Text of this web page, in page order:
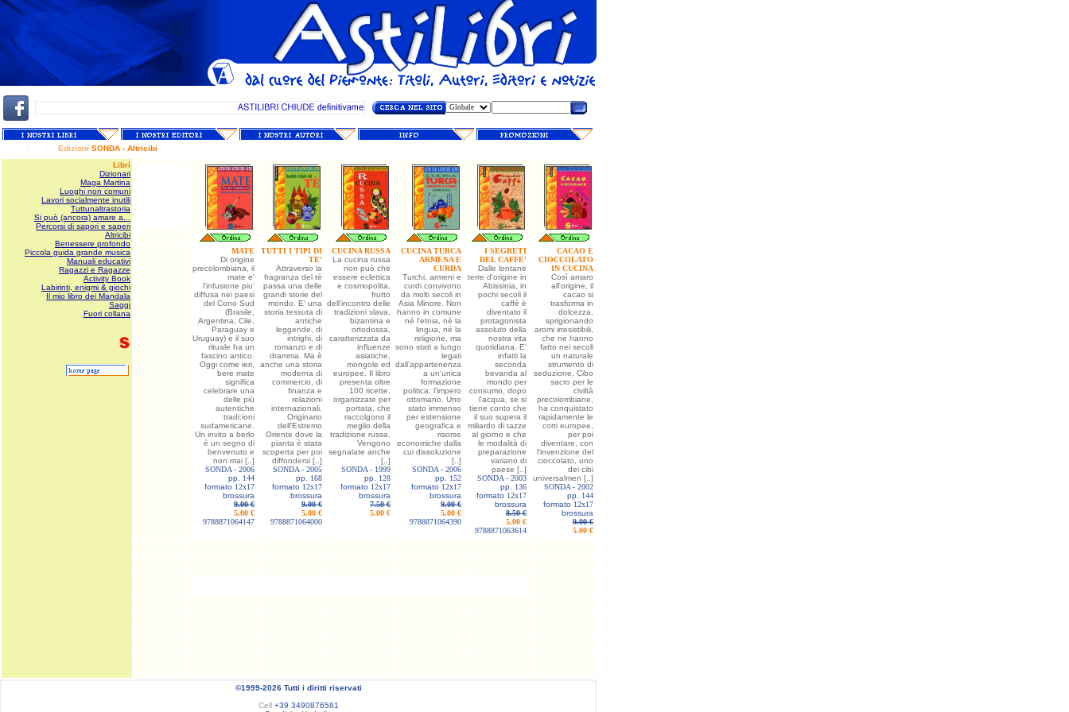
Edizioni SONDA - Altricibi
Libri
Dizionari
Maga Martina
Luoghi non comuni
Lavori socialmente inutili
Tuttunaltrastoria
Si può (ancora) amare a...
Percorsi di sapori e saperi
Altricibi
Benessere profondo
Piccola guida grande musica
Manuali educativi
Ragazzi e Ragazze
Activity Book
Labirinti, enigmi & giochi
Il mio libro dei Mandala
Saggi
Fuori collana
MATE
Di origine
precolombiana, il
mate e'
l'infusione piu'
diffusa nei paesi
del Cono Sud
(Brasile,
Argentina, Cile,
Paraguay e
Uruguay) e il suo
rituale ha un
fascino antico.
Oggi come ieri,
bere mate
significa
celebrare una
delle più
autentiche
tradi:ioni
sudamericane.
Un invito a berlo
è un segno di
benvenuto e
non mai [..]
SONDA - 2006
pp. 144
formato 12x17
brossura
9.00 €
5.00 €
9788871064147
TUTTI I TIPI DI
TE'
Attraverso la
fragranza del tè
passa una delle
grandi storie del
mondo. E' una
storia tessuta di
antiche
leggende, di
intrighi, di
romanzo e di
dramma. Ma è
anche una storia
moderna di
commercio, di
finanza e
relazioni
internazionali.
Originario
dell'Estremo
Oriente dove la
pianta è stata
scoperta per poi
diffondersi [..]
SONDA - 2005
pp. 168
formato 12x17
brossura
9.00 €
5.00 €
9788871064000
CUCINA RUSSA
La cucina russa
non può che
essere eclettica
e cosmopolita,
frutto
dell'incontro delle
tradizioni slava,
bizantina e
ortodossa,
caratterizzata da
influenze
asiatiche,
mongole ed
europee. Il libro
presenta oltre
100 ricette,
organizzate per
portata, che
raccolgono il
meglio della
tradizione russa.
Vengono
segnalate anche
[..]
SONDA - 1999
pp. 128
formato 12x17
brossura
7.50 €
5.00 €
CUCINA TURCA
ARMENA E
CURDA
Turchi, armeni e
curdi convivono
da molti secoli in
Asia Minore. Non
hanno in comune
né l'etnia, né la
lingua, né la
religione, ma
sono stati a lungo
legati
dall'appartenenza
a un'unica
formazione
politica: l'impero
ottomano. Uno
stato immenso
per estensione
geografica e
risorse
economiche dalla
cui dissoluzione
[..]
SONDA - 2006
pp. 152
formato 12x17
brossura
9.00 €
5.00 €
9788871064390
I SEGRETI
DEL CAFFE'
Dalle lontane
terre d'origine in
Abissinia, in
pochi secoli il
caffè è
diventato il
protagonista
assoluto della
nostra vita
quotidiana. E'
infatti la
seconda
bevanda al
mondo per
consumo, dopo
l'acqua, se si
tiene conto che
il suo supera il
miliardo di tazze
al giorno e che
le modalità di
preparazione
variano di
paese [..]
SONDA - 2003
pp. 136
formato 12x17
brossura
8.50 €
5.00 €
9788871063614
CACAO E
CIOCCOLATO
IN CUCINA
Così amaro
all'origine, il
cacao si
trasforma in
dolcezza,
sprigionando
aromi irresistibili,
che ne hanno
fatto nei secoli
un naturale
strumento di
seduzione. Cibo
sacro per le
civiltà
precolombiane,
ha conquistato
rapidamente le
corti europee,
per poi
diventare, con
l'invenzione del
cioccolato, uno
dei cibi
universalmen [..]
SONDA - 2002
pp. 144
formato 12x17
brossura
9.00 €
5.00 €
©1999-2026 Tutti i diritti riservati
Cell+39 3490876581